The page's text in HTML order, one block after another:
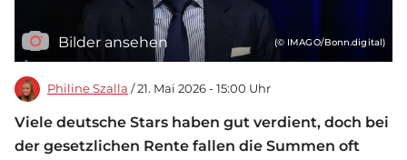
Bilder ansehen (© IMAGO/Bonn.digital)
Philine Szalla / 21. Mai 2026 - 15:00 Uhr
Viele deutsche Stars haben gut verdient, doch bei
der gesetzlichen Rente fallen die Summen oft